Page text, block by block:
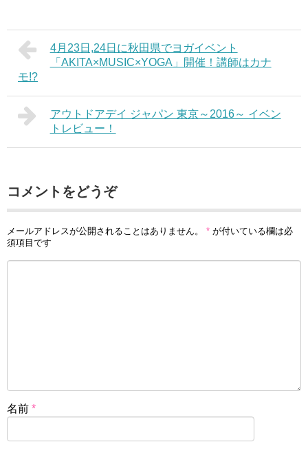
4月23日,24日に秋田県でヨガイベント
「AKITA×MUSIC×YOGA」開催！講師はカナ
モ!?
アウトドアデイ ジャパン 東京～2016～ イベン
トレビュー！
コメントをどうぞ
メールアドレスが公開されることはありません。 * が付いている欄は必
須項目です
名前 *